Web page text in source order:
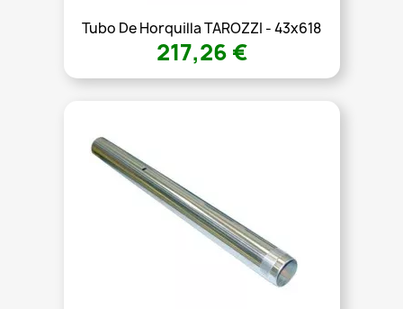
Tubo De Horquilla TAROZZI - 43x618
217,26 €